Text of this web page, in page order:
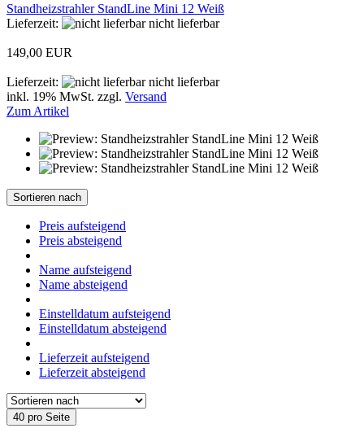
Standheizstrahler StandLine Mini 12 Weiß
Lieferzeit:
nicht lieferbar
149,00 EUR
Lieferzeit:
nicht lieferbar
inkl. 19% MwSt. zzgl. Versand
Zum Artikel
Sortieren nach
Preis aufsteigend
Preis absteigend
Name aufsteigend
Name absteigend
Einstelldatum aufsteigend
Einstelldatum absteigend
Lieferzeit aufsteigend
Lieferzeit absteigend
40 pro Seite